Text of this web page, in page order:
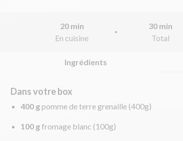
20 min
En cuisine
30 min
Total
Ingrédients
Dans votre box
400 gpomme de terre grenaille (400g)
100 gfromage blanc (100g)